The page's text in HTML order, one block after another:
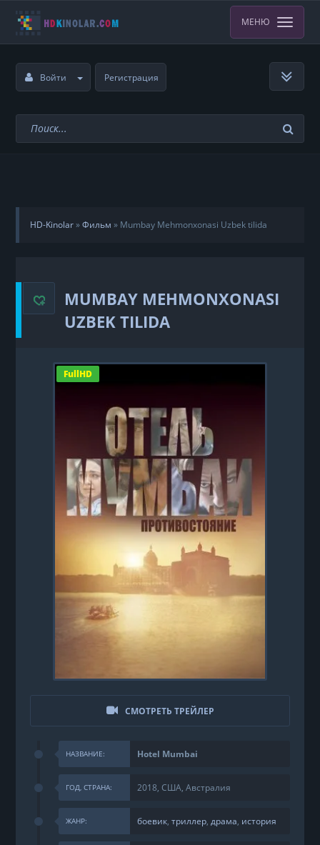
МЕНЮ
Войти Регистрация
HD-Kinolar»Фильм » Mumbay Mehmonxonasi Uzbek tilida
MUMBAY MEHMONXONASI
UZBEK TILIDA
FullHD
СМОТРЕТЬ ТРЕЙЛЕР
НАЗВАНИЕ: Hotel Mumbai
ГОД, СТРАНА: 2018, США, Австралия
ЖАНР: боевик,триллер,драма, история